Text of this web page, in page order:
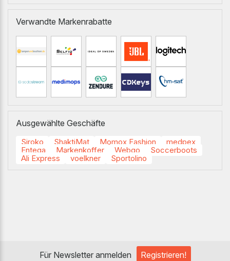
Verwandte Markenrabatte
Ausgewählte Geschäfte
Siroko ShaktiMat Momox Fashion
medpex
Entega
Markenkoffer Webgo
Soccerboots
Ali Express
voelkner Sportolino
Für Newsletter anmelden Registrieren!